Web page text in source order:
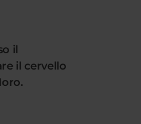
il
il cervello